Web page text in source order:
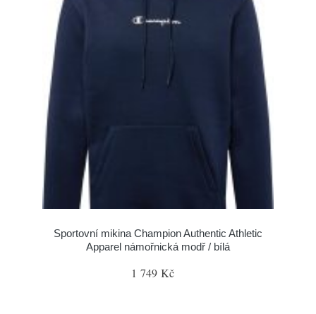
Sportovní mikina Champion Authentic Athletic
Apparel námořnická modř / bílá
1 749 Kč